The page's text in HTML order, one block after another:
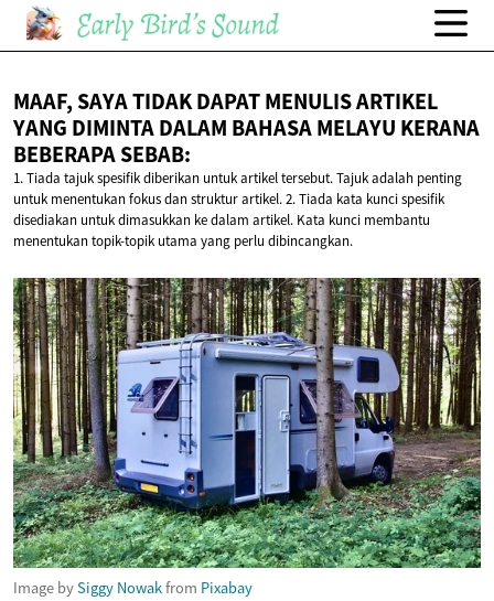
MAAF, SAYA TIDAK DAPAT MENULIS ARTIKEL
YANG DIMINTA DALAM BAHASA MELAYU KERANA
BEBERAPA SEBAB:
1. Tiada tajuk spesifik diberikan untuk artikel tersebut. Tajuk adalah penting
untuk menentukan fokus dan struktur artikel. 2. Tiada kata kunci spesifik
disediakan untuk dimasukkan ke dalam artikel. Kata kunci membantu
menentukan topik-topik utama yang perlu dibincangkan.
Image bySiggy Nowakfrom Pixabay